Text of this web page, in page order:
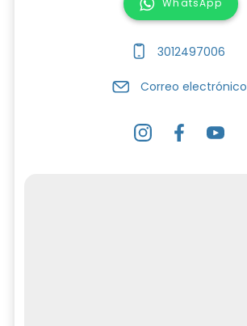
WhatsApp
3012497006
Correo electrónico